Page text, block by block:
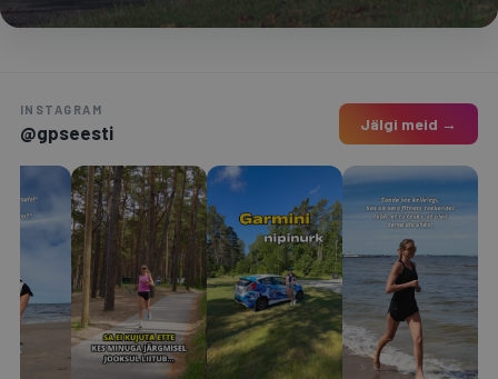
INSTAGRAM
@gpseesti Jälgi meid →